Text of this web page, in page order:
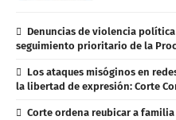
Denuncias de violencia
seguimiento prioritario de la
Los ataques misóginos en
la libertad de expresión: Corte
Corte ordena reubicar a